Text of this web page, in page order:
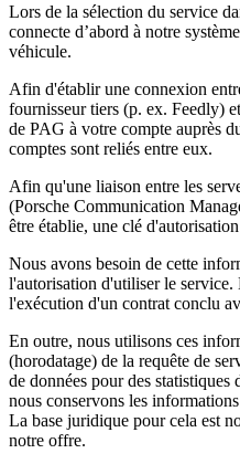
Lors de la sélection du service
connecte d’abord à notre
véhicule.
Afin d'établir une connexion
fournisseur tiers (p. ex. Feedly)
de PAG à votre compte auprès
comptes sont reliés entre eux.
Afin qu'une liaison entre les
(Porsche Communication
être établie, une clé
Nous avons besoin de cette
l'autorisation d'utiliser le
l'exécution d'un contrat conclu
En outre, nous utilisons ces
(horodatage) de la requête de
de données pour des
nous conservons les
La base juridique pour cela est
notre offre.